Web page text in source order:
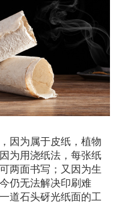
因为属于皮纸，植物
为用浇纸法，每张纸
两面书写；又因为生
仍无法解决印刷难
道石头砑光纸面的工